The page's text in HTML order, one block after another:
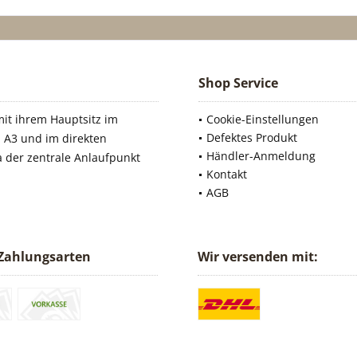
ihrem Hauptsitz im
und im direkten
der zentrale Anlaufpunkt
Shop Service
Cookie-Einstellungen
Defektes Produkt
Händler-Anmeldung
Kontakt
AGB
Wir versenden mit: